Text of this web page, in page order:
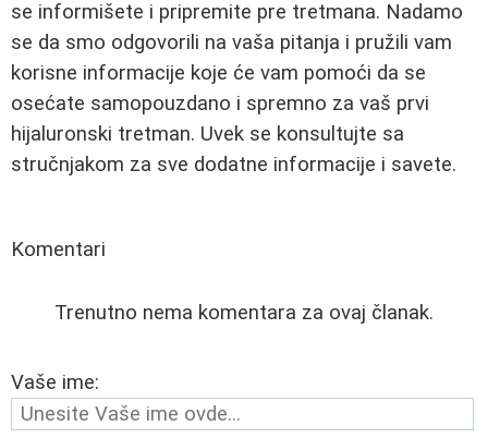
se informišete i pripremite pre tretmana. Nadamo
se da smo odgovorili na vaša pitanja i pružili vam
korisne informacije koje će vam pomoći da se
osećate samopouzdano i spremno za vaš prvi
hijaluronski tretman. Uvek se konsultujte sa
stručnjakom za sve dodatne informacije i savete.
Komentari
Trenutno nema komentara za ovaj članak.
Vaše ime: